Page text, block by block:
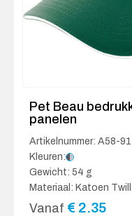
Pet Beau
panelen
Artikelnummer: A58-
Kleuren:
Gewicht: 54 g
Materiaal: Katoen
Vanaf € 2.35